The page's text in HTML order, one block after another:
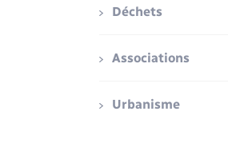
Déchets
Associations
Urbanisme